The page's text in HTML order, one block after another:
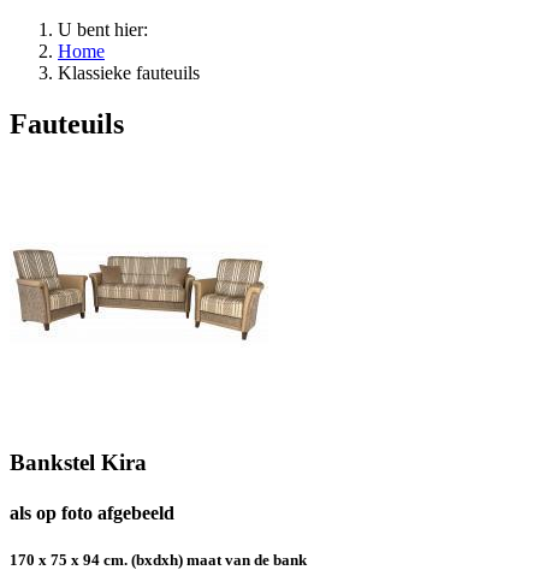
U bent hier:
Home
Klassieke fauteuils
Fauteuils
Bankstel Kira
als op foto afgebeeld
170 x 75 x 94 cm. (bxdxh) maat van de bank